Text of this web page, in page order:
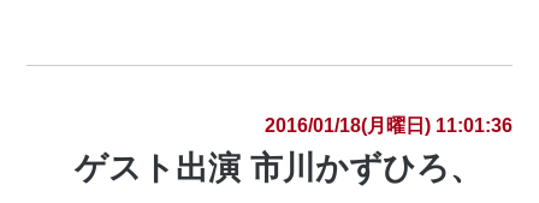
2016/01/18(月曜日) 11:01:36
ゲスト出演 市川かずひろ、